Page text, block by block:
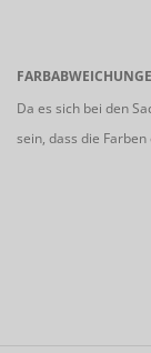
Da es sich bei den
sein, dass die